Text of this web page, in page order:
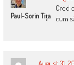
Paul-Sorin Tița
Cred
cum